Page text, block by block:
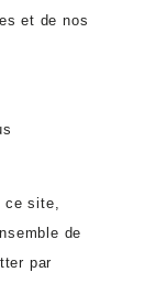
et de nos
ce site,
de
par